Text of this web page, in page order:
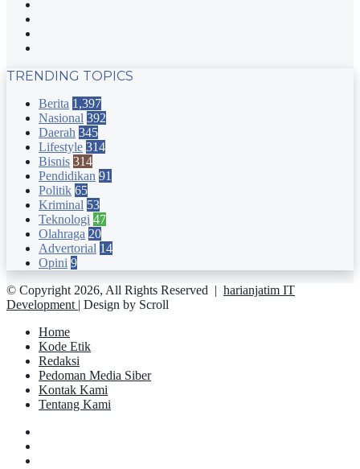
TRENDING TOPICS
Berita 1,397
Nasional 392
Daerah 345
Lifestyle 314
Bisnis 314
Pendidikan 91
Politik 65
Kriminal 53
Teknologi 47
Olahraga 20
Advertorial 14
Opini 9
© Copyright 2026, All Rights Reserved | harianjatim IT
Development | Design by Scroll
Home
Kode Etik
Redaksi
Pedoman Media Siber
Kontak Kami
Tentang Kami